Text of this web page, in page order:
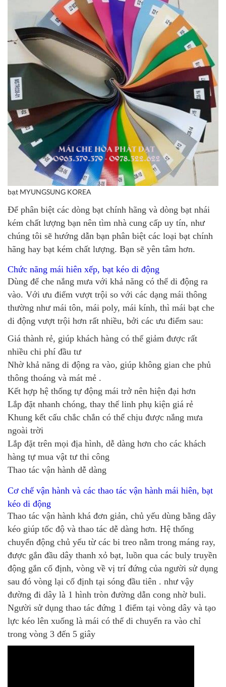
bạt MYUNGSUNG KOREA
Để phân biệt các dòng bạt chính hãng và dòng bạt nhái
kém chất lượng bạn nên tìm nhà cung cấp uy tín, như
chúng tôi sẽ hướng dẫn bạn phân biệt các loại bạt chính
hãng hay bạt kém chất lượng. Bạn sẽ yên tâm hơn.
Chức năng mái hiên xếp, bạt kéo di động
Dùng để che nắng mưa với khả năng có thể di động ra
vào. Với ưu điểm vượt trội so với các dạng mái thông
thường như mái tôn, mái poly, mái kính, thì mái bạt che
di động vượt trội hơn rất nhiều, bởi các ưu điểm sau:
Giá thành rẻ, giúp khách hàng có thể giảm được rất
nhiều chi phí đầu tư
Nhờ khả năng di động ra vào, giúp không gian che phủ
thông thoáng và mát mẻ .
Kết hợp hệ thống tự động mái trở nên hiện đại hơn
Lắp đặt nhanh chóng, thay thế linh phụ kiện giá rẻ
Khung kết cấu chắc chắn có thể chịu được nắng mưa
ngoài trời
Lắp đặt trên mọi địa hình, dễ dàng hơn cho các khách
hàng tự mua vật tư thi công
Thao tác vận hành dễ dàng
Cơ chế vận hành và các thao tác vận hành mái hiên, bạt
kéo di động
Thao tác vận hành khá đơn giản, chủ yếu dùng bằng dây
kéo giúp tốc độ và thao tác dễ dàng hơn. Hệ thống
chuyển động chủ yếu từ các bi treo nằm trong máng ray,
được gắn đầu dây thanh xỏ bạt, luồn qua các buly truyền
động gắn cố định, vòng về vị trí đứng của người sử dụng
sau đó vòng lại cố định tại sóng đầu tiên . như vậy
đường đi dây là 1 hình tròn đường dẫn cong nhờ buli.
Người sử dụng thao tác đứng 1 điểm tại vòng dây và tạo
lực kéo lên xuống là mái có thể di chuyển ra vào chỉ
trong vòng 3 đến 5 giây